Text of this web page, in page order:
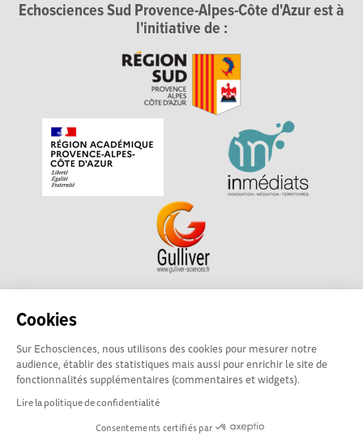
Cookies
Sur Echosciences, nous utilisons des cookies pour mesurer notre
audience, établir des statistiques mais aussi pour enrichir le site de
fonctionnalités supplémentaires (commentaires et widgets).
Lire la politique de confidentialité
Consentements certifiés par
Echosciences Sud Provence-Alpes-Côte d'Azur est à
l'initiative de :
Echosciences Sud Provence-Alpes-Côte d'Azur est à
académique pour la Recherche et l'Innovation Provence-
Alpes-Côte d'Azur. La plateforme est mise en oeuvre pour
vous parGulliver